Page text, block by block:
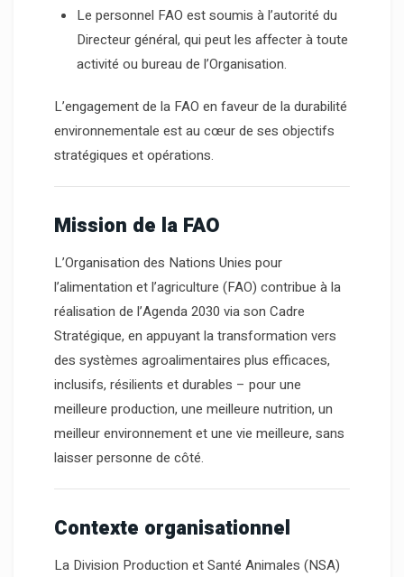
Le personnel FAO est soumis à l’autorité du
Directeur général, qui peut les affecter à toute
activité ou bureau de l’Organisation.
L’engagement de la FAO en faveur de la durabilité
environnementale est au cœur de ses objectifs
stratégiques et opérations.
Mission de la FAO
L’Organisation des Nations Unies pour
l’alimentation et l’agriculture (FAO) contribue à la
réalisation de l’Agenda 2030 via son Cadre
Stratégique, en appuyant la transformation vers
des systèmes agroalimentaires plus efficaces,
inclusifs, résilients et durables – pour une
meilleure production, une meilleure nutrition, un
meilleur environnement et une vie meilleure, sans
laisser personne de côté.
Contexte organisationnel
La Division Production et Santé Animales (NSA)